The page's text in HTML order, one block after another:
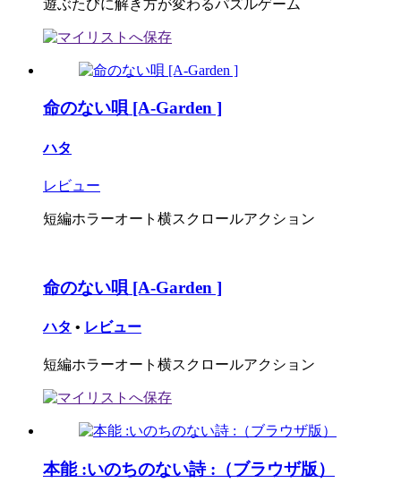
遊ぶたびに解き方が変わるパズルゲーム
命のない唄 [A-Garden ]
ハタ
レビュー
短編ホラーオート横スクロールアクション
命のない唄 [A-Garden ]
ハタ • レビュー
短編ホラーオート横スクロールアクション
本能 :いのちのない詩 :（ブラウザ版）